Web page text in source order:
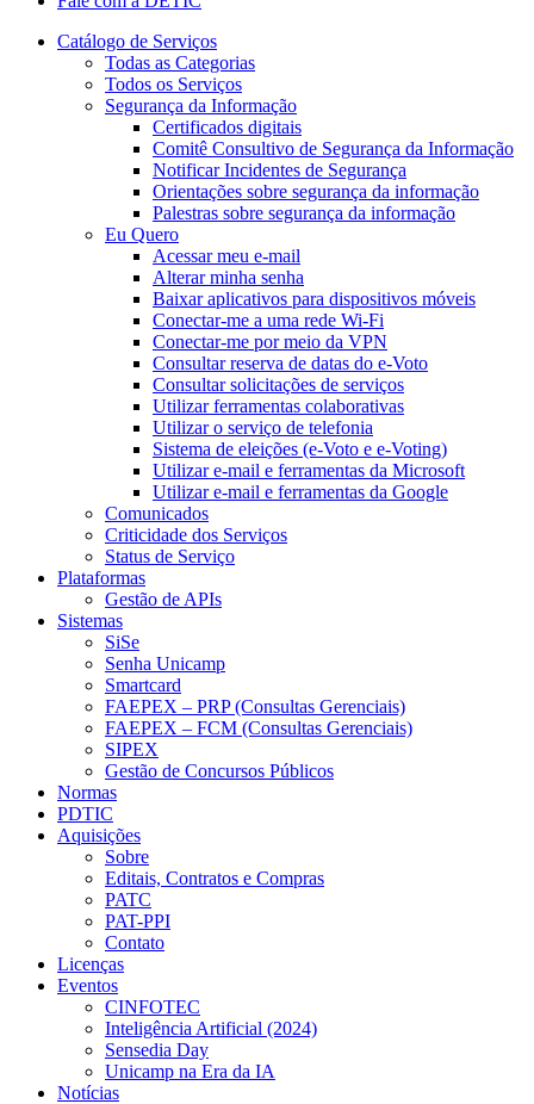
Catálogo de Serviços
Todas as Categorias
Todos os Serviços
Segurança da Informação
Certificados digitais
Comitê Consultivo de Segurança da Informação
Notificar Incidentes de Segurança
Orientações sobre segurança da informação
Palestras sobre segurança da informação
Eu Quero
Acessar meu e-mail
Alterar minha senha
Baixar aplicativos para dispositivos móveis
Conectar-me a uma rede Wi-Fi
Conectar-me por meio da VPN
Consultar reserva de datas do e-Voto
Consultar solicitações de serviços
Utilizar ferramentas colaborativas
Utilizar o serviço de telefonia
Sistema de eleições (e-Voto e e-Voting)
Utilizar e-mail e ferramentas da Microsoft
Utilizar e-mail e ferramentas da Google
Comunicados
Criticidade dos Serviços
Status de Serviço
Plataformas
Gestão de APIs
Sistemas
SiSe
Senha Unicamp
Smartcard
FAEPEX – PRP (Consultas Gerenciais)
FAEPEX – FCM (Consultas Gerenciais)
SIPEX
Gestão de Concursos Públicos
Normas
PDTIC
Aquisições
Sobre
Editais, Contratos e Compras
PATC
PAT-PPI
Contato
Licenças
Eventos
CINFOTEC
Inteligência Artificial (2024)
Sensedia Day
Unicamp na Era da IA
Notícias